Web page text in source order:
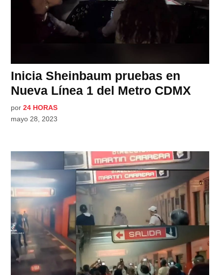
Inicia Sheinbaum pruebas en
Nueva Línea 1 del Metro CDMX
por 24 HORAS
mayo 28, 2023